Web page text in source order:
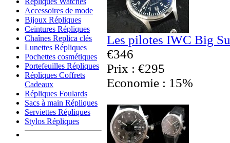
Accessoires de mode
Bijoux Répliques
Ceintures Répliques
Chaînes Replica clés
Lunettes Répliques
Pochettes cosmétiques
Portefeuilles Répliques
Répliques Coffrets
Cadeaux
Répliques Foulards
Sacs à main Répliques
Serviettes Répliques
Stylos Répliques
Les pilotes IWC Big
€346
Prix : €295
Economie : 15%